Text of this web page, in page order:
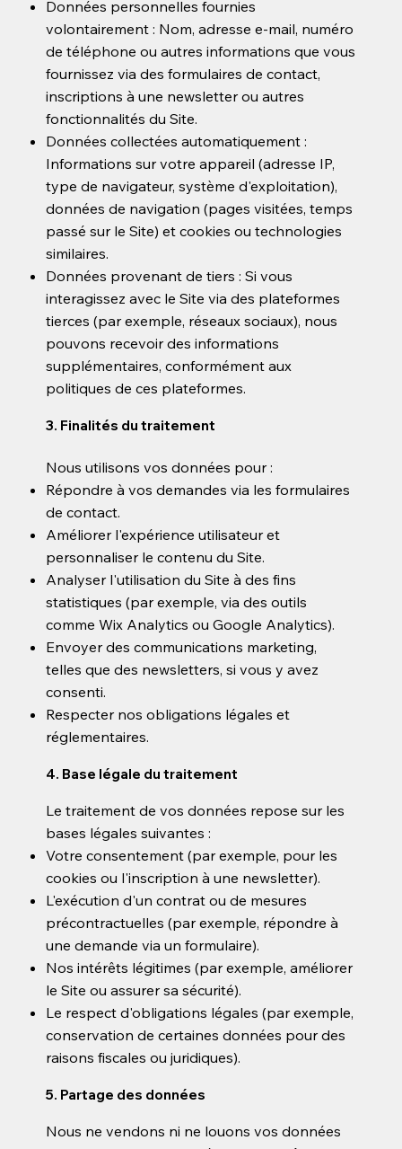
Données personnelles fournies
volontairement : Nom, adresse e-mail, numéro
de téléphone ou autres informations que vous
fournissez via des formulaires de contact,
inscriptions à une newsletter ou autres
fonctionnalités du Site.
Données collectées automatiquement :
Informations sur votre appareil (adresse IP,
type de navigateur, système d'exploitation),
données de navigation (pages visitées, temps
passé sur le Site) et cookies ou technologies
similaires.
Données provenant de tiers : Si vous
interagissez avec le Site via des plateformes
tierces (par exemple, réseaux sociaux), nous
pouvons recevoir des informations
supplémentaires, conformément aux
politiques de ces plateformes.
3. Finalités du traitement
Nous utilisons vos données pour :
Répondre à vos demandes via les formulaires
de contact.
Améliorer l'expérience utilisateur et
personnaliser le contenu du Site.
Analyser l'utilisation du Site à des fins
statistiques (par exemple, via des outils
comme Wix Analytics ou Google Analytics).
Envoyer des communications marketing,
telles que des newsletters, si vous y avez
consenti.
Respecter nos obligations légales et
réglementaires.
4. Base légale du traitement
Le traitement de vos données repose sur les
bases légales suivantes :
Votre consentement (par exemple, pour les
cookies ou l'inscription à une newsletter).
L'exécution d'un contrat ou de mesures
précontractuelles (par exemple, répondre à
une demande via un formulaire).
Nos intérêts légitimes (par exemple, améliorer
le Site ou assurer sa sécurité).
Le respect d'obligations légales (par exemple,
conservation de certaines données pour des
raisons fiscales ou juridiques).
5. Partage des données
Nous ne vendons ni ne louons vos données